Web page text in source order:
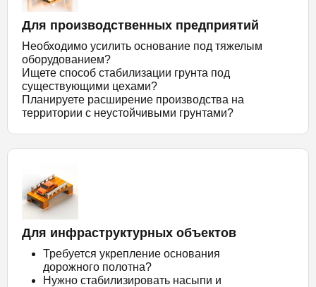
Для производственных предприятий
Необходимо усилить основание под тяжелым
оборудованием?
Ищете способ стабилизации грунта под
существующими цехами?
Планируете расширение производства на
территории с неустойчивыми грунтами?
Для инфраструктурных объектов
Требуется укрепление основания
дорожного полотна?
Нужно стабилизировать насыпи и